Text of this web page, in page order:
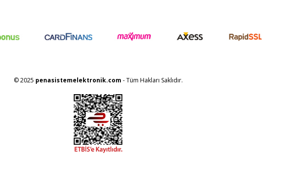
© 2025 penasistemelektronik.com - Tüm Hakları Saklıdır.